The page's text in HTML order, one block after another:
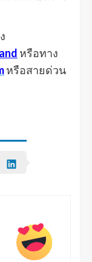
หรือทาง
หรือสายด่วน